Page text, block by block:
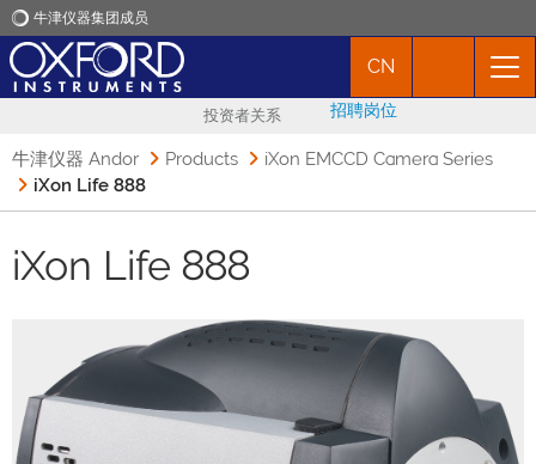
牛津仪器集团成员
产品
市场活动
联络我们
CN
投资者关系 招聘岗位
牛津仪器 Andor Products
iXon EMCCD Camera Series
iXon Life 888
iXon Life 888